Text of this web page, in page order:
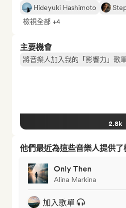
Hideyuki Hashimoto
檢視全部 +4
主要機會
將音樂人加入我的「影響力」歌
2.8k
他們最近為這些音樂人提供了
Only Then
Alina Markina
加入歌單